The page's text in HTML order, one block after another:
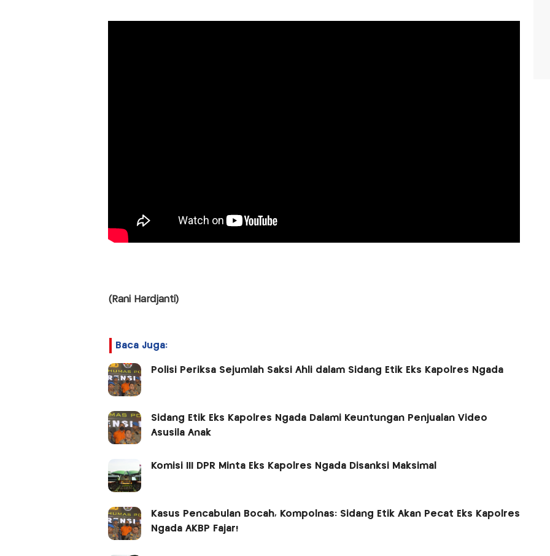
(Rani Hardjanti)
Baca Juga:
Polisi Periksa Sejumlah Saksi Ahli dalam Sidang Etik Eks Kapolres Ngada
Sidang Etik Eks Kapolres Ngada Dalami Keuntungan Penjualan Video
Asusila Anak
Komisi III DPR Minta Eks Kapolres Ngada Disanksi Maksimal
Kasus Pencabulan Bocah, Kompolnas: Sidang Etik Akan Pecat Eks Kapolres
Ngada AKBP Fajar!